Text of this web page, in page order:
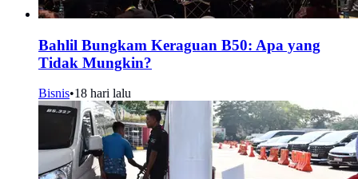
Bahlil Bungkam Keraguan B50: Apa yang
Tidak Mungkin?
Bisnis•18 hari lalu